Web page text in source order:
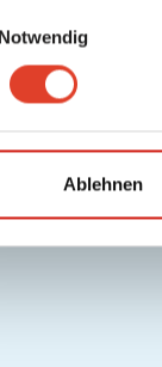
Notwendig
Ablehnen